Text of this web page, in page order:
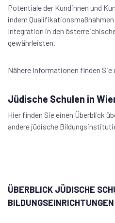
Potentiale der Kundinnen und
indem
Integration in den
gewährleisten.
Nähere Informationen finden Sie
Jüdische Schulen in
Hier finden Sie einen Überblick
andere jüdische
ÜBERBLICK JÜDISCHE
BILDUNGSEINRICHTUNGEN